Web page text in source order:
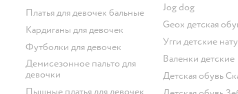
Платья для девочек бальные
Кардиганы для девочек
Футболки для девочек
Демисезонное пальто для
девочки
Пышные платья для девочек
Jog dog
Geox детская
Угги детские
Валенки детские
Детская обувь